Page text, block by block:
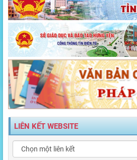
LIÊN KẾT WEBSITE